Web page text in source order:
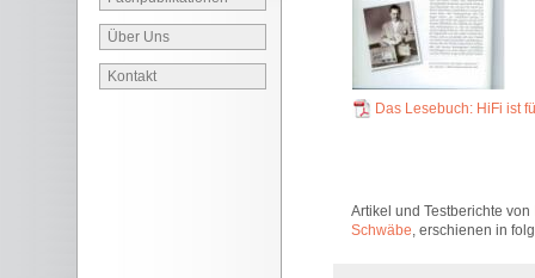
Über Uns
Kontakt
Das Lesebuch: HiFi ist
Artikel und Testberichte von
Schwäbe, erschienen in